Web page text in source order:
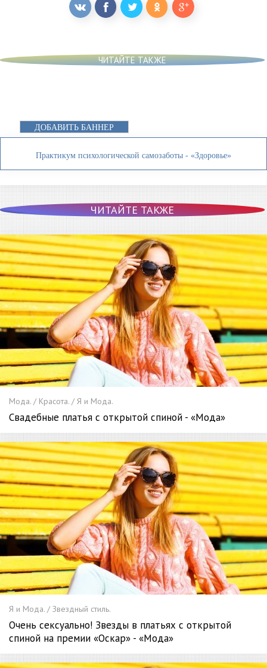
ЧИТАЙТЕ ТАКЖЕ
ДОБАВИТЬ БАННЕР
Практикум психологической самозаботы - «Здоровье»
ЧИТАЙТЕ ТАКЖЕ
Мода. / Красота. / Я и Мода.
Свадебные платья с открытой спиной - «Мода»
Я и Мода. / Звездный стиль.
Очень сексуально! Звезды в платьях с открытой
спиной на премии «Оскар» - «Мода»